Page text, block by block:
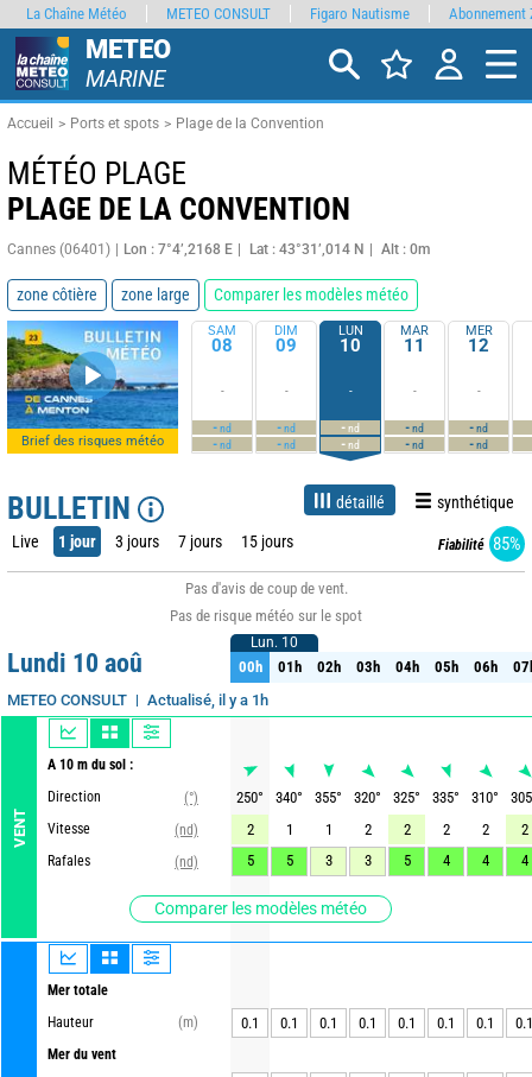
METEO
MARINE
Accueil Ports et spots Plage de la Convention
MÉTÉO PLAGE
PLAGE DE LA CONVENTION
Cannes (06401) Lon : 7°4’,2168 E Lat : 43°31’,014 N Alt : 0m
zone côtière zone large Comparer les modèles météo
Brief des risques météo
SAM
08
-
-nd
-nd
DIM
09
-
-nd
-nd
LUN
10
-
-nd
-nd
MAR
11
-
-nd
-nd
MER
12
-
-nd
-nd
BULLETIN détaillé synthétique
Live 1 jour 3 jours 7 jours 15 jours Fiabilité 85%
Pas d'avis de coup de vent.
Pas de risque météo sur le spot
Lundi 10 aoû
METEO CONSULT Actualisé, il y a 1h
VENT
A 10 m du sol :
Direction
(°)
Vitesse
(nd)
Rafales
(nd)
Comparer les modèles météo
Mer totale
Hauteur
(m)
Mer du vent
Lun. 10
00h 01h 02h 03h 04h 05h 06h
Lun. 10
00h 01h 02h 03h 04h 05h 06h
250° 340° 355° 320° 325° 335° 310°
305
2
1 1 2 2 2 2
2
5
5 3 3 5 4 4 4
0.1 0.1 0.1 0.1 0.1 0.1 0.1 0.1
La Chaîne Météo METEO CONSULT Figaro Nautisme Abonnement